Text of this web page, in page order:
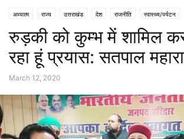
अध्यात्म राज्य उत्तराखंड देश राजनीति स्वास्थ्य/पर्यटन
रुड़की को कुम्भ में शामिल
रहा हूं प्रयास: सतपाल
March 12, 2020